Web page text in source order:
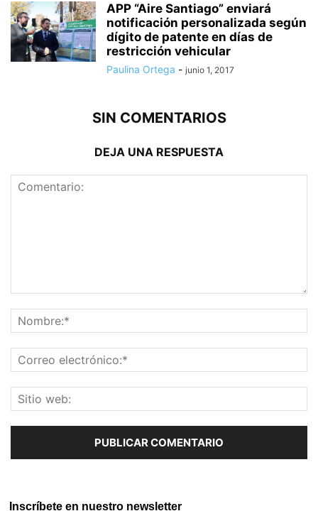
APP “Aire Santiago” enviará
notificación personalizada según
dígito de patente en días de
restricción vehicular
Paulina Ortega - junio 1, 2017
SIN COMENTARIOS
DEJA UNA RESPUESTA
Inscríbete en nuestro newsletter